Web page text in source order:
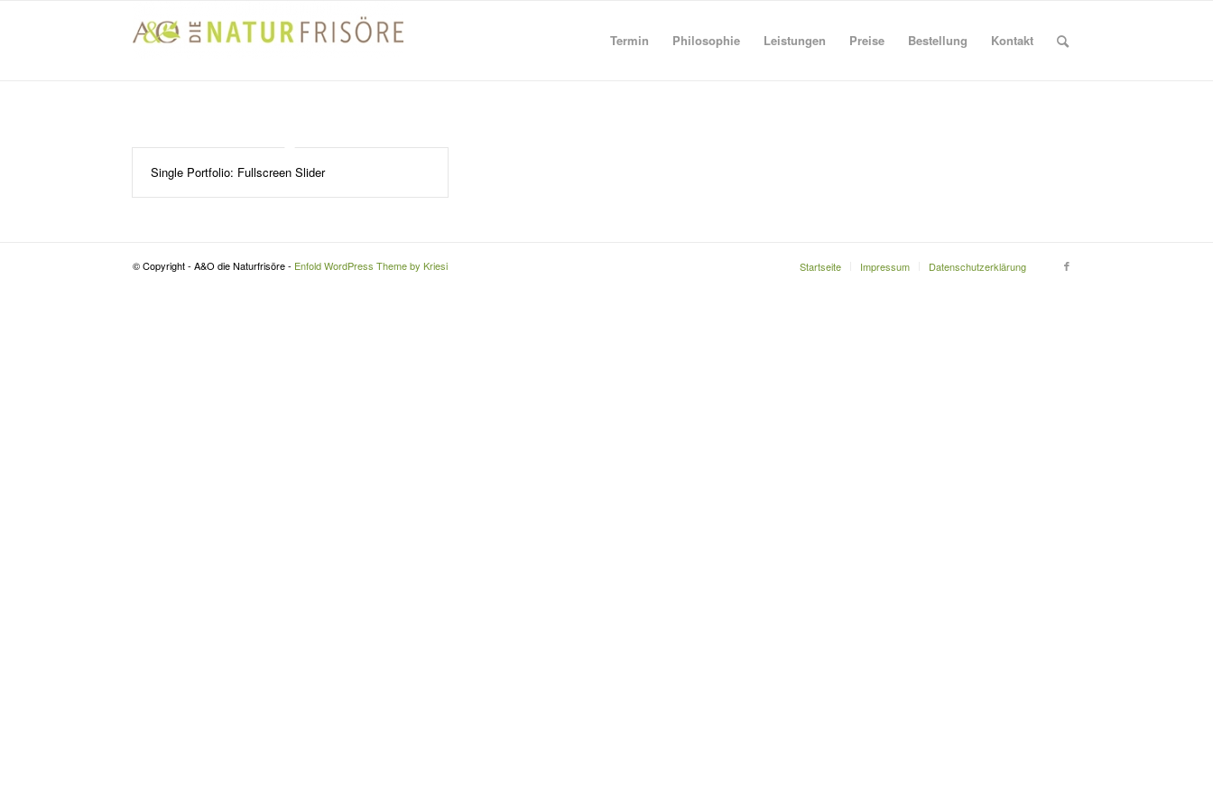
Termin Philosophie Leistungen Preise Bestellung Kontakt
Single Portfolio: Fullscreen Slider
© Copyright - A&O die Naturfrisöre - Enfold WordPress Theme by Kriesi Startseite Impressum Datenschutzerklärung